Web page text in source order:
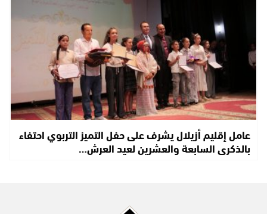
عامل إقليم أزيلال يشرف على حفل التميز التربوي احتفاء
بالذكرى السابعة والعشرين لعيد العرش…